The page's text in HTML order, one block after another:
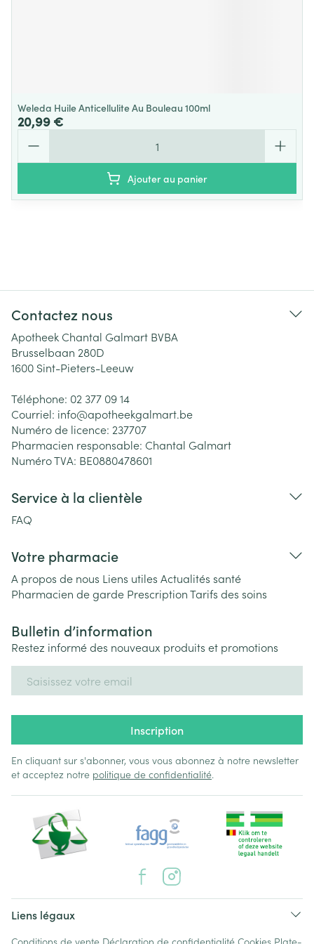
Weleda Huile Anticellulite Au Bouleau 100ml
20,99 €
Ajouter au panier
Contactez nous
Apotheek Chantal Galmart BVBA
Brusselbaan 280D
1600 Sint-Pieters-Leeuw
Téléphone: 02 377 09 14
Courriel: info@apotheekgalmart.be
Numéro de licence: 237707
Pharmacien responsable: Chantal Galmart
Numéro TVA: BE0880478601
Service à la clientèle
FAQ
Votre pharmacie
A propos de nous Liens utiles Actualités santé
Pharmacien de garde PrescriptionTarifs des soins
Bulletin d’information
Restez informé des nouveaux produits et promotions
Inscription
En cliquant sur s'abonner, vous vous abonnez à notre newsletter
et acceptez notre politique de confidentialité.
Liens légaux
Conditions de vente Déclaration de confidentialité Cookies Plate-